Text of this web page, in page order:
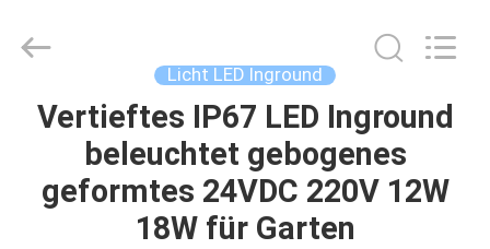
HAUS
PRODUKTE
LIMITED.
Licht LED Inground
Vertieftes IP67 LED Inground
beleuchtet gebogenes
geformtes 24VDC 220V 12W
18W für Garten